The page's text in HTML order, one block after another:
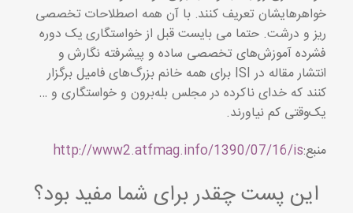
خواهرهایشان تعریف کنند. با آن همه اصطلاحات تخصصی
ریز و درشت. حتما می بایست قبل از خواستگاری یک دوره
فشرده آموزش‌های تخصصی ساده و پیشرفته نگارش و
انتشار مقاله در ISI برای همه خانم بزرگ‌های فامیل برگزار
کنند که خدای ناکرده در مجلس بله‌برون و خواستگاری و …
یک‌وقتی کم نیاورند.
منبع:http://www2.atfmag.info/1390/07/16/is
این پست چقدر برای شما مفید بود؟